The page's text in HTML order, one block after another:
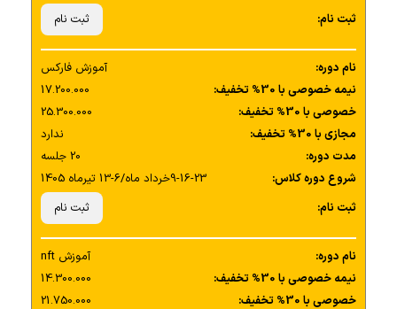
ثبت نام:
ثبت نام
نام دوره:
آموزش فارکس
نیمه خصوصی با 30% تخفیف:
17.200.000
خصوصی با 30% تخفیف:
25.300.000
مجازی با 30% تخفیف:
ندارد
مدت دوره:
20 جلسه
شروع دوره کلاس:
9-16-23خرداد ماه/6-13 تیرماه 1405
ثبت نام:
ثبت نام
نام دوره:
آموزش nft
نیمه خصوصی با 30% تخفیف:
14.300.000
خصوصی با 30% تخفیف:
21.750.000